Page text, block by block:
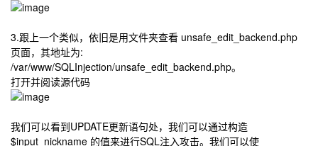
3.跟上一个类似，依旧是用文件夹查看 unsafe_edit_backend.php
页面，其地址为:
/var/www/SQLInjection/unsafe_edit_backend.php。
打开并阅读源代码
我们可以看到UPDATE更新语句处，我们可以通过构造
$input_nickname 的值来进行SQL注入攻击。我们可以使